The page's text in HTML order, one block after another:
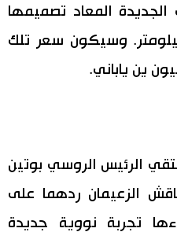
المعاد تصميمها
من 280 إلى 400 كيلومتر. وسيكون سعر تلك
الرئيس الروسي بوتين
الزعيمان ردهما على
تجربة نووية جديدة